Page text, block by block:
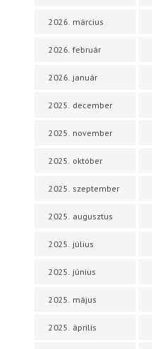
2026. március
2026. február
2026. január
2025. december
2025. november
2025. október
2025. szeptember
2025. augusztus
2025. július
2025. június
2025. május
2025. április